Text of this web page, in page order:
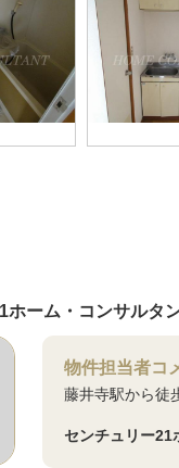
ホーム・コンサルタ
物件担当者コ
藤井寺駅から徒
センチュリー21